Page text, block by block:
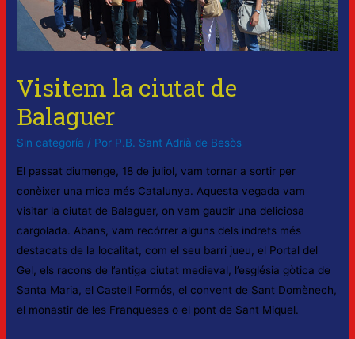
Visitem la ciutat de
Balaguer
Sin categoría / Por P.B. Sant Adrià de Besòs
El passat diumenge, 18 de juliol, vam tornar a sortir per
conèixer una mica més Catalunya. Aquesta vegada vam
visitar la ciutat de Balaguer, on vam gaudir una deliciosa
cargolada. Abans, vam recórrer alguns dels indrets més
destacats de la localitat, com el seu barri jueu, el Portal del
Gel, els racons de l’antiga ciutat medieval, l’església gòtica de
Santa Maria, el Castell Formós, el convent de Sant Domènech,
el monastir de les Franqueses o el pont de Sant Miquel.